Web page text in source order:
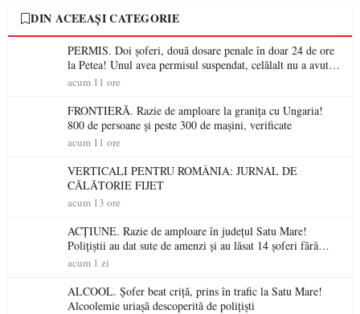
DIN ACEEAȘI CATEGORIE
PERMIS. Doi șoferi, două dosare penale în doar 24 de ore
la Petea! Unul avea permisul suspendat, celălalt nu a avut
niciodată permis
acum 11 ore
FRONTIERĂ. Razie de amploare la granița cu Ungaria!
800 de persoane și peste 300 de mașini, verificate
acum 11 ore
VERTICALI PENTRU ROMÂNIA: JURNAL DE
CĂLĂTORIE FIJET
acum 13 ore
ACȚIUNE. Razie de amploare în județul Satu Mare!
Polițiștii au dat sute de amenzi și au lăsat 14 șoferi fără
permis într-o singură zi
acum 1 zi
ALCOOL. Șofer beat criță, prins în trafic la Satu Mare!
Alcoolemie uriașă descoperită de polițiști